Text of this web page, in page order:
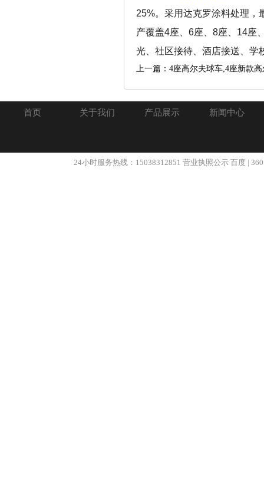
25%。采用达克罗涂料处理，
产覆盖4座、6座、8座、14座
光、社区接待、酒店接送、学
上一篇：4座高尔夫球车,4座新款
首页 关于我们 产品展示 新闻中心
24小时服务热线：15038312851 营业执照公示 百度 | 360